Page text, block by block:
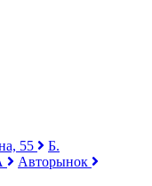
55
Б.
Авторынок